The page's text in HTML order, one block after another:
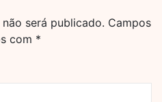
será publicado. Campos
com *